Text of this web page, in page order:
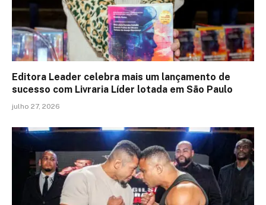
Editora Leader celebra mais um lançamento de
sucesso com Livraria Líder lotada em São Paulo
julho 27, 2026